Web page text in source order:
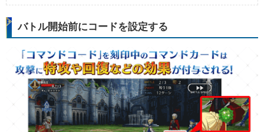
バトル開始前にコードを設定する